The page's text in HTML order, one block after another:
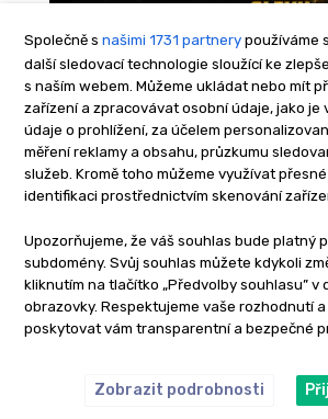
Společně s našimi 1731 partnery používáme
další sledovací technologie sloužící ke
s naším webem. Můžeme ukládat nebo mít
zařízení a zpracovávat osobní údaje, jako je
údaje o prohlížení, za účelem
měření reklamy a obsahu, průzkumu
služeb. Kromě toho můžeme využívat
identifikaci prostřednictvím skenování
Upozorňujeme, že váš souhlas bude platný
subdomény. Svůj souhlas můžete kdykoli
kliknutím na tlačítko „Předvolby souhlasu” v
obrazovky. Respektujeme vaše rozhodnutí
poskytovat vám transparentní a bezpečné
Zobrazit podrobnosti